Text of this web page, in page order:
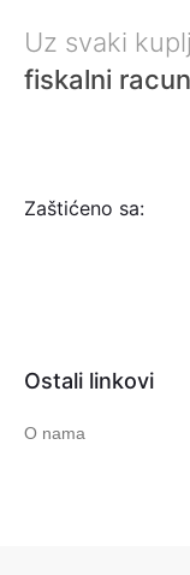
Uz svaki
fiskalni racun
Zaštićeno sa:
Ostali linkovi
O nama